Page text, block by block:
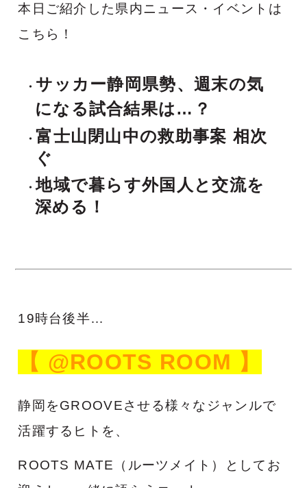
本日ご紹介した県内ニュース・イベントは
こちら！
サッカー静岡県勢、週末の気
になる試合結果は…？
富士山閉山中の救助事案 相次
ぐ
地域で暮らす外国人と交流を
深める！
19時台後半…
【 @ROOTS ROOM 】
静岡をGROOVEさせる様々なジャンルで
活躍するヒトを、
ROOTS MATE（ルーツメイト）としてお